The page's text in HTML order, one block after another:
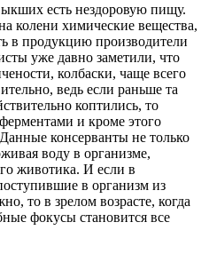
есть нездоровую пищу.
колени химические вещества,
в продукцию производители
уже давно заметили, что
колбаски, чаще всего
ведь если раньше та
коптились, то
и кроме этого
консерванты не только
воду в организме,
животика. И если в
в организм из
то в зрелом возрасте, когда
фокусы становится все